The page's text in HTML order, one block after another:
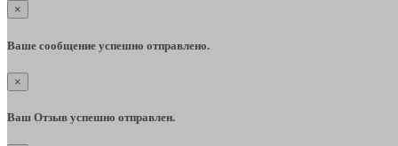
×
Ваше сообщение успешно отправлено.
×
Ваш Отзыв успешно отправлен.